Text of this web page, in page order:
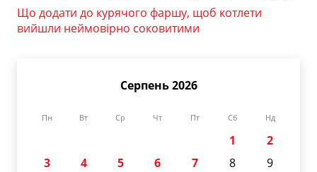
Що додати до курячого фаршу, щоб котлети
вийшли неймовірно соковитими
Серпень 2026
Пн Вт Ср Чт Пт Сб Нд
1
2
3
4 5 6 7 8
9